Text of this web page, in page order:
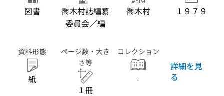
図書
喬木村誌編纂
委員会／編
喬木村 １９７９
資料形態
紙
ページ数・大き
さ等
１冊
コレクション
-
詳細を見
る